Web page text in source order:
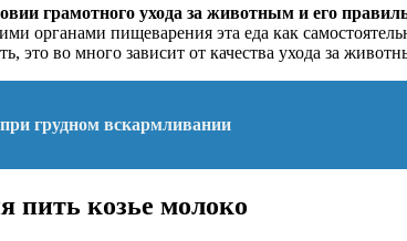
грамотного ухода за животным и его
органами пищеварения эта еда как
это во много зависит от качества ухода за
грудном вскармливании
пить козье молоко